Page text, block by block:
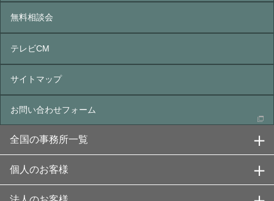
無料相談会
テレビCM
サイトマップ
お問い合わせフォーム
全国の事務所一覧
個人のお客様